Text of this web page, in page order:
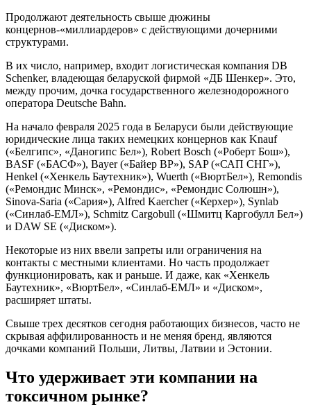
Продолжают деятельность свыше дюжины
концернов-«миллиардеров» с действующими дочерними
структурами.
В их число, например, входит логистическая компания DB
Schenker, владеющая беларуской фирмой «ДБ Шенкер». Это,
между прочим, дочка государственного железнодорожного
оператора Deutsche Bahn.
На начало февраля 2025 года в Беларуси были действующие
юридические лица таких немецких концернов как Knauf
(«Белгипс», «Даногипс Бел»), Robert Bosch («Роберт Бош»),
BASF («БАСФ»), Bayer («Байер ВР»), SAP («САП СНГ»),
Henkel («Хенкель Баутехник»), Wuerth («ВюртБел»), Remondis
(«Ремондис Минск», «Ремондис», «Ремондис Солюшн»),
Sinova-Saria («Сария»), Alfred Kaercher («Керхер»), Synlab
(«Синлаб-ЕМЛ»), Schmitz Cargobull («Шмитц Каргобулл Бел»)
и DAW SE («Диском»).
Некоторые из них ввели запреты или ограничения на
контакты с местными клиентами. Но часть продолжает
функционировать, как и раньше. И даже, как «Хенкель
Баутехник», «ВюртБел», «Синлаб-ЕМЛ» и «Диском»,
расширяет штаты.
Свыше трех десятков сегодня работающих бизнесов, часто не
скрывая аффилированность и не меняя бренд, являются
дочками компаний Польши, Литвы, Латвии и Эстонии.
Что удерживает эти компании на
токсичном рынке?